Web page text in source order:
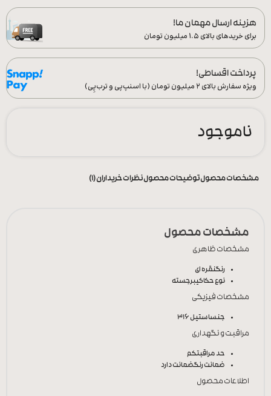
هزینه ارسال مهمان ما!
برای خریدهای بالای ۱.۵ میلیون تومان
پرداخت اقساطی!
ویژه سفارش‌ بالای ۲ میلیون تومان (با اسنپ‌پی و ترب‌پِی)
ناموجود
مشخصات محصولتوضیحات محصولنظرات خریداران (1)
مشخصات محصول
مشخصات ظاهری
رنگنقره ای
نوع حکاکیبرجسته
مشخصات فیزیکی
جنساستیل 316
مراقبت و نگهداری
حد مراقبتکم
ضمانت رنگضمانت دارد
اطلاعات محصول